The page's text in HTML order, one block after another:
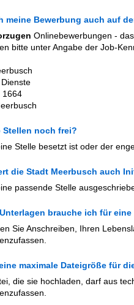
meine Bewerbung auch auf
Onlinebewerbungen -
bitte unter Angabe der Job-
1664
Stellen noch frei?
Stelle besetzt ist oder der
die Stadt Meerbusch auch
passende Stelle
brauche ich für
Sie Anschreiben, Ihren
maximale Dateigröße für
die sie hochladen, darf aus